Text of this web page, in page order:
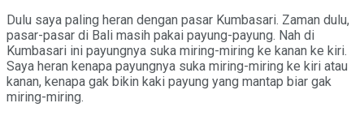
Dulu saya paling heran dengan pasar Kumbasari. Zaman dulu,
pasar-pasar di Bali masih pakai payung-payung. Nah di
Kumbasari ini payungnya suka miring-miring ke kanan ke kiri.
Saya heran kenapa payungnya suka miring-miring ke kiri atau
kanan, kenapa gak bikin kaki payung yang mantap biar gak
miring-miring.